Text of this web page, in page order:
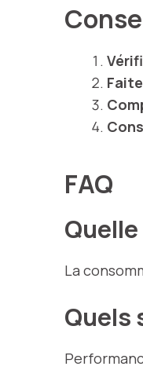
FAQ
La
Quels